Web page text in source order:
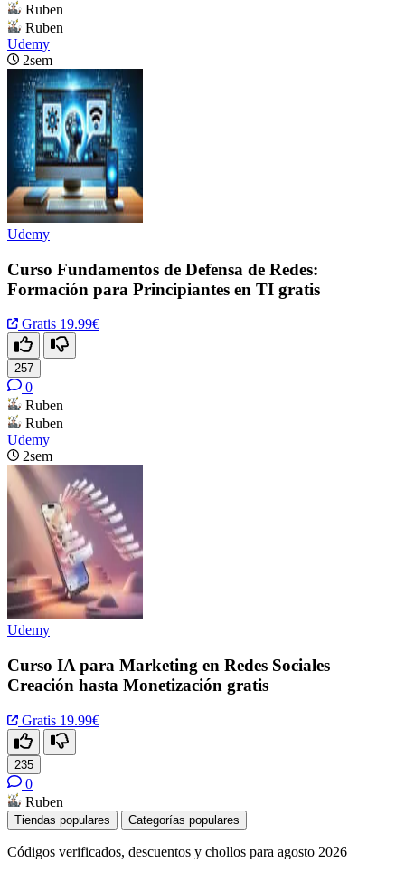
Ruben
Ruben
Udemy
2sem
Udemy
Curso Fundamentos de Defensa de Redes:
Formación para Principiantes en TI gratis
Gratis 19.99€
257
0
Ruben
Ruben
Udemy
2sem
Udemy
Curso IA para Marketing en Redes Sociales
Creación hasta Monetización gratis
Gratis 19.99€
235
0
Ruben
Tiendas populares Categorías populares
Códigos verificados, descuentos y chollos para agosto 2026